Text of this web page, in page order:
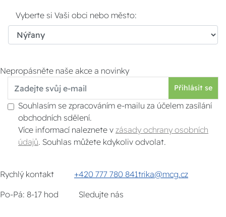
Vyberte si Vaši obci nebo město:
Nepropásněte naše akce a novinky
Přihlásit se
Souhlasím se zpracováním e-mailu za účelem zasílání
obchodních sdělení.
Více informací naleznete v zásady ochrany osobních
údajů . Souhlas můžete kdykoliv odvolat.
Rychlý kontakt +420 777 780 841trika@mcg.cz
Po-Pá: 8-17 hod
Sledujte nás